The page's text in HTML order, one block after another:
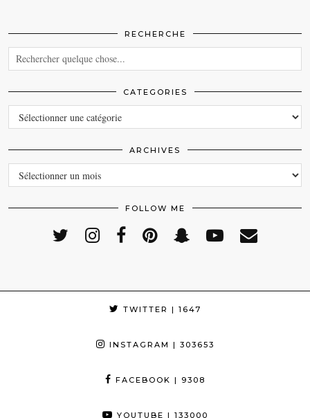
RECHERCHE
CATEGORIES
CATEGORIES
ARCHIVES
ARCHIVES
FOLLOW ME
TWITTER | 1647
INSTAGRAM | 303653
FACEBOOK | 9308
YOUTUBE | 133000